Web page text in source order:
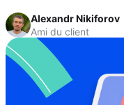
Alexandr Nikiforov
Ami du client